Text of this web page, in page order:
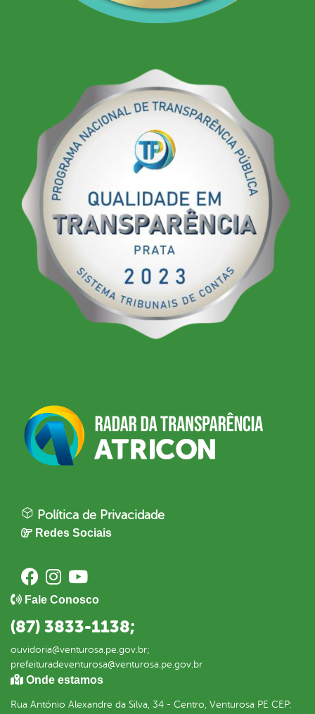
Política de Privacidade
Redes Sociais
Fale Conosco
(87) 3833-1138;
ouvidoria@venturosa.pe.gov.br;
prefeituradeventurosa@venturosa.pe.gov.br
Onde estamos
Rua António Alexandre da Silva, 34 - Centro, Venturosa PE CEP: